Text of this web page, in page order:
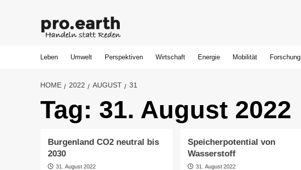
Leben Umwelt Perspektiven Wirtschaft Energie Mobilität Forschung
HOME 2022 AUGUST 31
Tag: 31. August 2022
Burgenland CO2 neutral bis
2030
31. August 2022
Speicherpotential von
Wasserstoff
31. August 2022